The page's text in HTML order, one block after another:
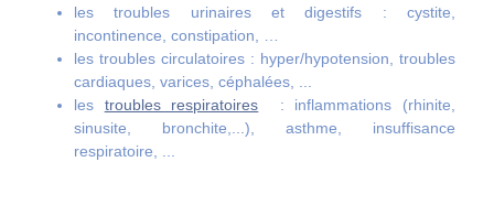
les troubles urinaires et digestifs : cystite,
incontinence, constipation, …
les troubles circulatoires : hyper/hypotension, troubles
cardiaques, varices, céphalées, ...
les troubles respiratoires : inflammations (rhinite,
sinusite, bronchite,...), asthme, insuffisance
respiratoire, ...